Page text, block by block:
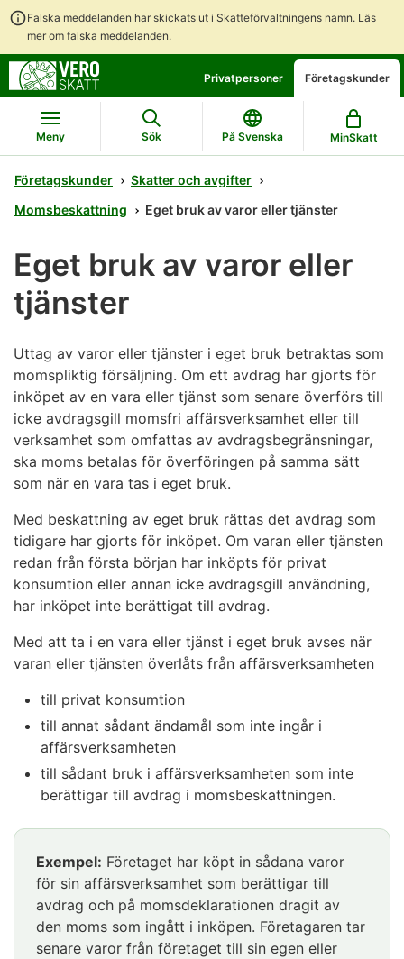
Falska meddelanden har skickats ut i Skatteförvaltningens namn. Läs
mer om falska meddelanden.
direkt
till
innehållet
till
hela
webbplatsens
sökning
en
chattbot-
diskussion
Privatpersoner Företagskunder
Meny Sök På Svenska MinSkatt
Företagskunder
Skatter och avgifter
Momsbeskattning
Eget bruk av varor eller tjänster
Eget bruk av varor eller
tjänster
Uttag av varor eller tjänster i eget bruk betraktas som
momspliktig försäljning. Om ett avdrag har gjorts för
inköpet av en vara eller tjänst som senare överförs till
icke avdragsgill momsfri affärsverksamhet eller till
verksamhet som omfattas av avdragsbegränsningar,
ska moms betalas för överföringen på samma sätt
som när en vara tas i eget bruk.
Med beskattning av eget bruk rättas det avdrag som
tidigare har gjorts för inköpet. Om varan eller tjänsten
redan från första början har inköpts för privat
konsumtion eller annan icke avdragsgill användning,
har inköpet inte berättigat till avdrag.
Med att ta i en vara eller tjänst i eget bruk avses när
varan eller tjänsten överlåts från affärsverksamheten
till privat konsumtion
till annat sådant ändamål som inte ingår i
affärsverksamheten
till sådant bruk i affärsverksamheten som inte
berättigar till avdrag i momsbeskattningen.
Exempel: Företaget har köpt in sådana varor
för sin affärsverksamhet som berättigar till
avdrag och på momsdeklarationen dragit av
den moms som ingått i inköpen. Företagaren tar
senare varor från företaget till sin egen eller